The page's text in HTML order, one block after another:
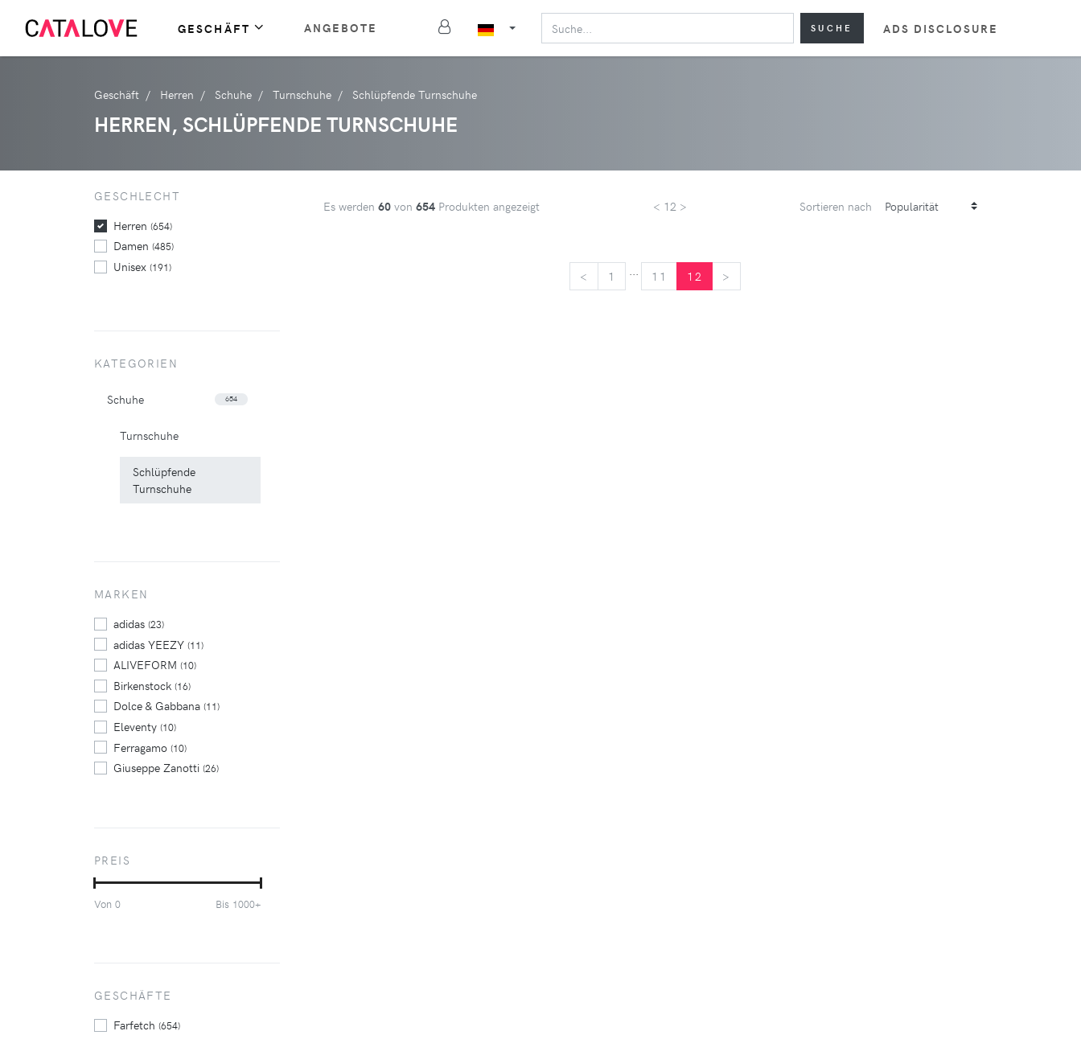
GESCHÄFT ANGEBOTE SUCHE ADS DISCLOSURE
Geschäft Herren Schuhe Turnschuhe Schlüpfende Turnschuhe
HERREN, SCHLÜPFENDE TURNSCHUHE
Es werden 60 von 654 Produkten angezeigt < 12 > Sortieren nach
< 1 ... 11 12 >
GESCHLECHT
Herren (654)
Damen (485)
Unisex (191)
KATEGORIEN
Schuhe 654
Turnschuhe
Schlüpfende
Turnschuhe
MARKEN
adidas (23)
adidas YEEZY (11)
ALIVEFORM (10)
Birkenstock (16)
Dolce & Gabbana (11)
Eleventy (10)
Ferragamo (10)
Giuseppe Zanotti (26)
Reebok
Vans(19)
PREIS
Von 0 Bis 1000+
GESCHÄFTE
Farfetch (654)